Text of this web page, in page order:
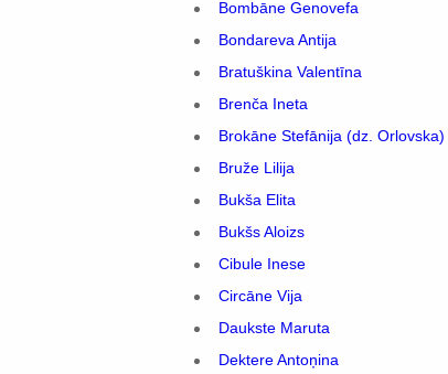
Bombāne Genovefa
Bondareva Antija
Bratuškina Valentīna
Brenča Ineta
Brokāne Stefānija (dz. Orlovska)
Bruže Lilija
Bukša Elita
Bukšs Aloizs
Cibule Inese
Circāne Vija
Daukste Maruta
Dektere Antoņina